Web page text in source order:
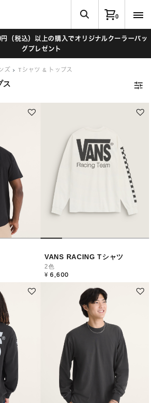
0
（税込）以上の購入でオリジナルクーラーバッ
グプレゼント
ズ Tシャツ & トップス
ス
VANS RACING Tシャツ
2色
¥ 6,600